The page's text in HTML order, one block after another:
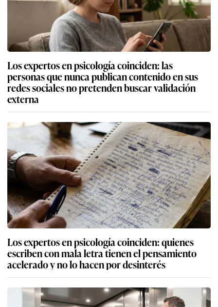
Los expertos en psicología coinciden: las
personas que nunca publican contenido en sus
redes sociales no pretenden buscar validación
externa
Los expertos en psicología coinciden: quienes
escriben con mala letra tienen el pensamiento
acelerado y no lo hacen por desinterés